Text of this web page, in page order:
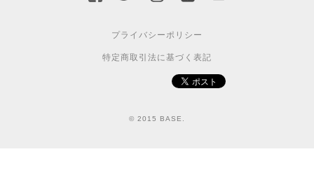
プライバシーポリシー
特定商取引法に基づく表記
© 2015 BASE.